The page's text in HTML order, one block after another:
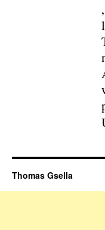
Thomas Gsella